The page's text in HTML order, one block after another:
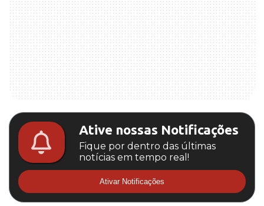
Ative nossas Notificações
Fique por dentro das últimas
notícias em tempo real!
Ativar Notificações